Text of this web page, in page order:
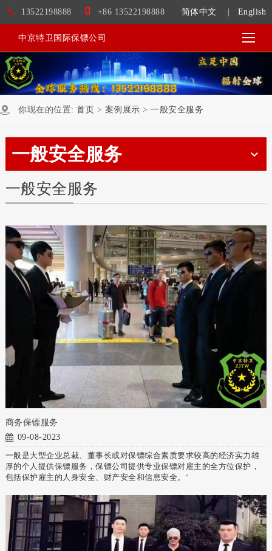
简体中文 English
13522198888 +86 13522198888
中京特卫国际保镖公司
你现在的位置: 首页 > 案例展示 > 一般安全服务
一般安全服务
一般安全服务
商务保镖服务
09-08-2023
一般是大型企业总裁、董事长或对保镖综合素质要求较高的经济实力雄
厚的个人提供保镖服务，保镖公司提供专业保镖对雇主的全方位保护，
包括保护雇主的人身安全、财产安全和信息安全。‘